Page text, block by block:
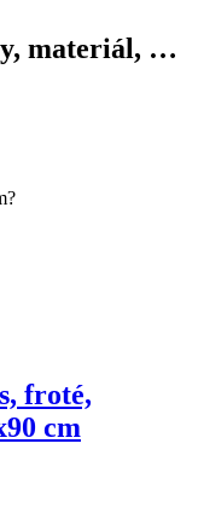
materiál, …
froté,
cm